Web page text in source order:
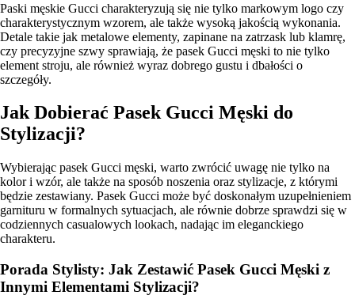
Paski męskie Gucci charakteryzują się nie tylko markowym logo czy
charakterystycznym wzorem, ale także wysoką jakością wykonania.
Detale takie jak metalowe elementy, zapinane na zatrzask lub klamrę,
czy precyzyjne szwy sprawiają, że pasek Gucci męski to nie tylko
element stroju, ale również wyraz dobrego gustu i dbałości o
szczegóły.
Jak Dobierać Pasek Gucci Męski do
Stylizacji?
Wybierając pasek Gucci męski, warto zwrócić uwagę nie tylko na
kolor i wzór, ale także na sposób noszenia oraz stylizacje, z którymi
będzie zestawiany. Pasek Gucci może być doskonałym uzupełnieniem
garnituru w formalnych sytuacjach, ale równie dobrze sprawdzi się w
codziennych casualowych lookach, nadając im eleganckiego
charakteru.
Porada Stylisty: Jak Zestawić Pasek Gucci Męski z
Innymi Elementami Stylizacji?